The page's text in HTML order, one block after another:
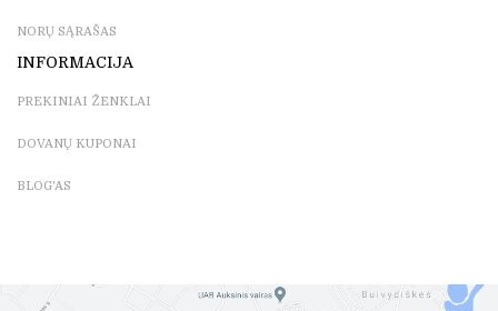
NORŲ SĄRAŠAS
INFORMACIJA
PREKINIAI ŽENKLAI
DOVANŲ KUPONAI
BLOG'AS